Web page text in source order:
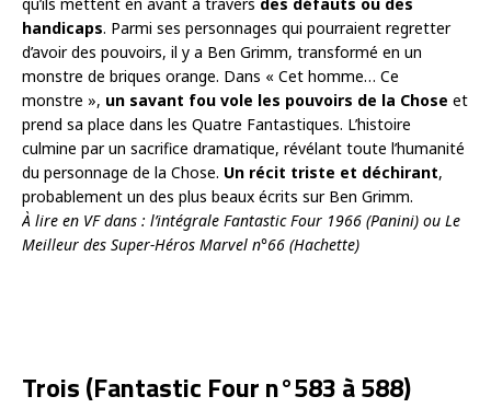
handicaps. Parmi ses personnages qui pourraient regretter
d’avoir des pouvoirs, il y a Ben Grimm, transformé en un
monstre de briques orange. Dans « Cet homme… Ce
monstre », un savant fou vole les pouvoirs de la Chose et
prend sa place dans les Quatre Fantastiques. L’histoire
culmine par un sacrifice dramatique, révélant toute l’humanité
du personnage de la Chose. Un récit triste et déchirant,
probablement un des plus beaux écrits sur Ben Grimm.
À lire en VF dans : l’intégrale Fantastic Four 1966 (Panini) ou Le
Meilleur des Super-Héros Marvel n°66 (Hachette)
Trois (Fantastic Four n°583 à 588)